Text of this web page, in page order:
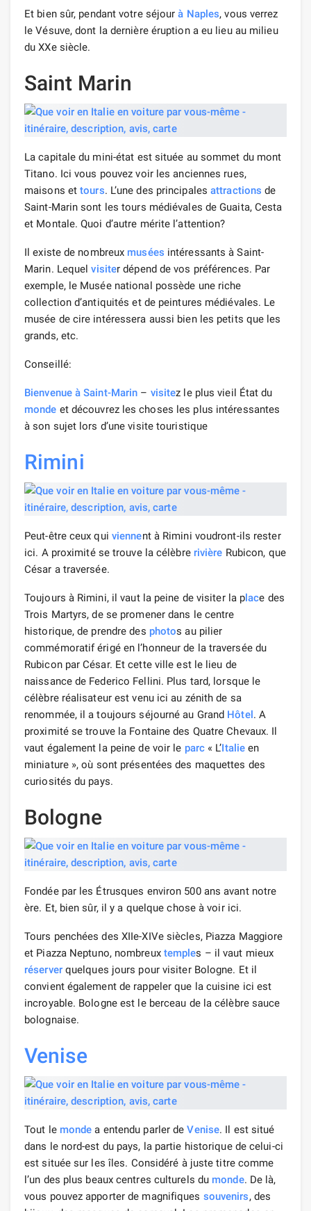
Et bien sûr, pendant votre séjourà Naples, vous verrez
le Vésuve, dont la dernière éruption a eu lieu au milieu
du XXe siècle.
Saint Marin
La capitale du mini-état est située au sommet du mont
Titano. Ici vous pouvez voir les anciennes rues,
maisons ettours. L’une des principalesattractions de
Saint-Marin sont les tours médiévales de Guaita, Cesta
et Montale. Quoi d’autre mérite l’attention?
Il existe de nombreux musées intéressants à Saint-
Marin. Lequelvisiter dépend de vos préférences. Par
exemple, le Musée national possède une riche
collection d’antiquités et de peintures médiévales. Le
musée de cire intéressera aussi bien les petits que les
grands, etc.
Conseillé:
Bienvenue à Saint-Marin – visitez le plus vieil État du
monde et découvrez les choses les plus intéressantes
à son sujet lors d’une visite touristique
Rimini
Peut-être ceux qui viennent à Rimini voudront-ils rester
ici. A proximité se trouve la célèbre rivière Rubicon, que
César a traversée.
Toujours à Rimini, il vaut la peine de visiter la place des
Trois Martyrs, de se promener dans le centre
historique, de prendre des photos au pilier
commémoratif érigé en l’honneur de la traversée du
Rubicon par César. Et cette ville est le lieu de
naissance de Federico Fellini. Plus tard, lorsque le
célèbre réalisateur est venu ici au zénith de sa
renommée, il a toujours séjourné au Grand Hôtel. A
proximité se trouve la Fontaine des Quatre Chevaux. Il
vaut également la peine de voir le parc« L’Italie en
miniature », où sont présentées des maquettes des
curiosités du pays.
Bologne
Fondée par les Étrusques environ 500 ans avant notre
ère. Et, bien sûr, il y a quelque chose à voir ici.
Tours penchées des XIIe-XIVe siècles, Piazza Maggiore
et Piazza Neptuno, nombreux temples – il vaut mieux
réserverquelques jours pour visiter Bologne. Et il
convient également de rappeler que la cuisine ici est
incroyable. Bologne est le berceau de la célèbre sauce
bolognaise.
Venise
Tout le monde a entendu parler deVenise. Il est situé
dans le nord-est du pays, la partie historique de celui-ci
est située sur les îles. Considéré à juste titre comme
l’un des plus beaux centres culturels du monde. De là,
vous pouvez apporter de magnifiques souvenirs, des